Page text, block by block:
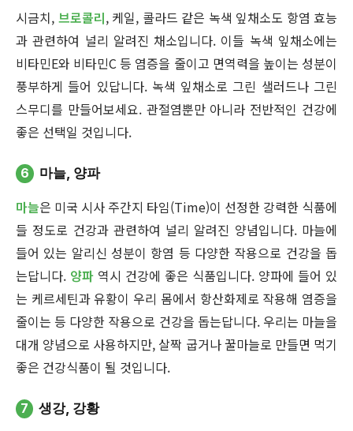
시금치, 브로콜리, 케일, 콜라드 같은 녹색 잎채소도 항염 효능
과 관련하여 널리 알려진 채소입니다. 이들 녹색 잎채소에는
비타민E와 비타민C 등 염증을 줄이고 면역력을 높이는 성분이
풍부하게 들어 있답니다. 녹색 잎채소로 그린 샐러드나 그린
스무디를 만들어보세요. 관절염뿐만 아니라 전반적인 건강에
좋은 선택일 것입니다.
6 마늘, 양파
마늘은 미국 시사 주간지 타임(Time)이 선정한 강력한 식품에
들 정도로 건강과 관련하여 널리 알려진 양념입니다. 마늘에
들어 있는 알리신 성분이 항염 등 다양한 작용으로 건강을 돕
는답니다. 양파 역시 건강에 좋은 식품입니다. 양파에 들어 있
는 케르세틴과 유황이 우리 몸에서 항산화제로 작용해 염증을
줄이는 등 다양한 작용으로 건강을 돕는답니다. 우리는 마늘을
대개 양념으로 사용하지만, 살짝 굽거나 꿀마늘로 만들면 먹기
좋은 건강식품이 될 것입니다.
7 생강, 강황